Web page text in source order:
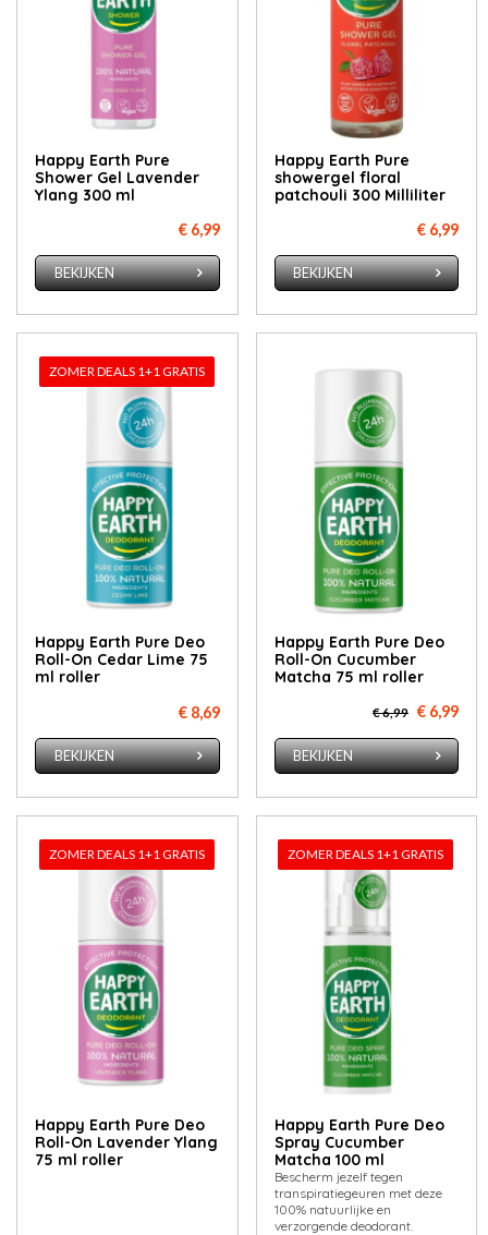
Happy Earth Pure
Shower Gel Lavender
Ylang 300 ml
€ 6,99
BEKIJKEN
Happy Earth Pure
showergel floral
patchouli 300 Milliliter
€ 6,99
BEKIJKEN
ZOMER DEALS 1+1 GRATIS
Happy Earth Pure Deo
Roll-On Cedar Lime 75
ml roller
€ 8,69
BEKIJKEN
Happy Earth Pure Deo
Roll-On Cucumber
Matcha 75 ml roller
€ 6,99 € 6,99
BEKIJKEN
ZOMER DEALS 1+1 GRATIS
Happy Earth Pure Deo
Roll-On Lavender Ylang
75 ml roller
ZOMER DEALS 1+1 GRATIS
Happy Earth Pure Deo
Spray Cucumber
Matcha 100 ml
Bescherm jezelf tegen
transpiratiegeuren met deze
100% natuurlijke en
verzorgende deodorant.